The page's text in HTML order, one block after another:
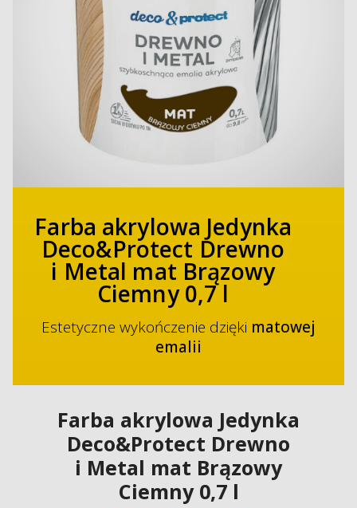
Farba akrylowa Jedynka
Deco&Protect Drewno
i Metal mat Brązowy
Ciemny 0,7 l
Estetyczne wykończenie dzięki matowej
emalii
Farba akrylowa Jedynka
Deco&Protect Drewno
i Metal mat Brązowy
Ciemny 0,7 l